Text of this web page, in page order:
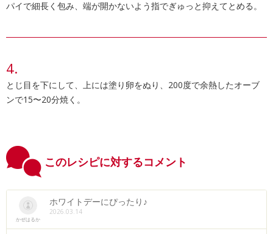
パイで細長く包み、端が開かないよう指でぎゅっと抑えてとめる。
とじ目を下にして、上には塗り卵をぬり、200度で余熱したオーブ
ンで15〜20分焼く。
このレシピに対するコメント
かぜはるか
ホワイトデーにぴったり♪
2026.03.14